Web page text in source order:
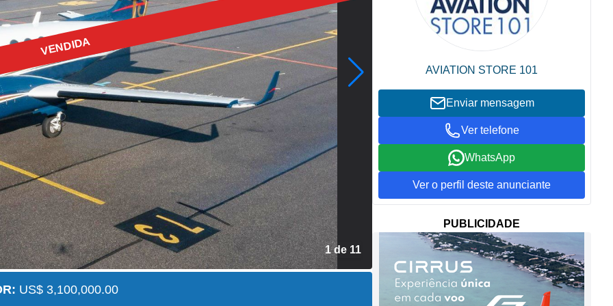
VENDIDA
2 de 11
US$ 3,100,000.00
AVIATION STORE 101
Enviar mensagem
Ver telefone
WhatsApp
Ver o perfil deste anunciante
PUBLICIDADE